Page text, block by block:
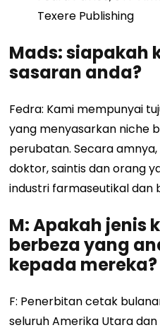
Texere Publishing
Mads: siapakah
sasaran anda?
Fedra: Kami mempunyai
yang menyasarkan niche
perubatan. Secara
doktor, saintis dan orang
industri farmaseutikal dan
M: Apakah jenis
berbeza yang
kepada mereka?
F: Penerbitan cetak
seluruh Amerika Utara